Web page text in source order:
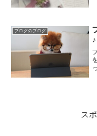
ブログのブログ
♪
ス